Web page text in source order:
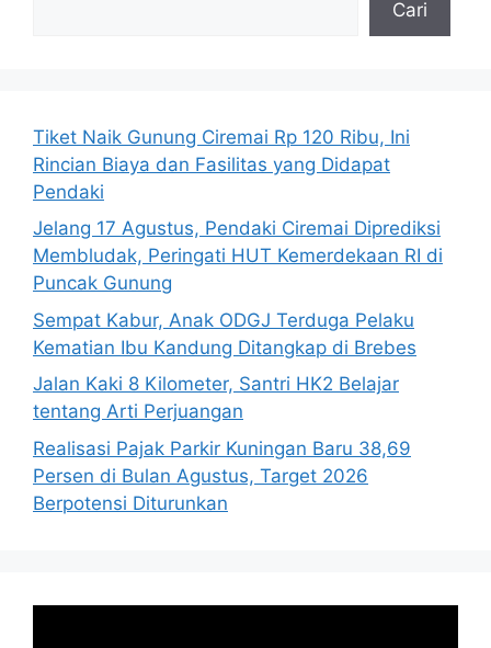
Cari
Tiket Naik Gunung Ciremai Rp 120 Ribu, Ini
Rincian Biaya dan Fasilitas yang Didapat
Pendaki
Jelang 17 Agustus, Pendaki Ciremai Diprediksi
Membludak, Peringati HUT Kemerdekaan RI di
Puncak Gunung
Sempat Kabur, Anak ODGJ Terduga Pelaku
Kematian Ibu Kandung Ditangkap di Brebes
Jalan Kaki 8 Kilometer, Santri HK2 Belajar
tentang Arti Perjuangan
Realisasi Pajak Parkir Kuningan Baru 38,69
Persen di Bulan Agustus, Target 2026
Berpotensi Diturunkan